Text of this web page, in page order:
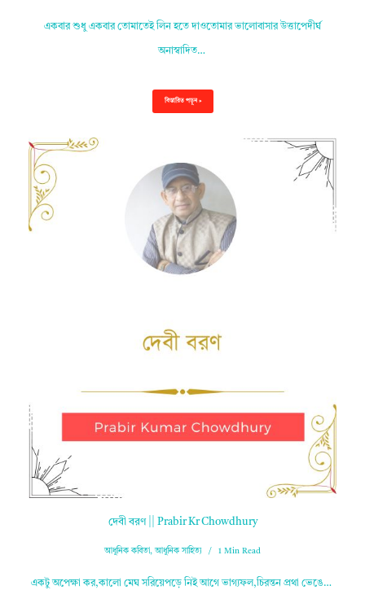
একবার শুধু একবার তোমাতেই লিন হতে দাওতোমার ভালোবাসার উত্তাপেদীর্ঘ
অনাস্বাদিত…
বিস্তারিত পড়ুন »
দেবী বরণ || Prabir Kr Chowdhury
আধুনিক কবিতা,আধুনিক সাহিত্য 1 Min Read
একটু অপেক্ষা কর,কালো মেঘ সরিয়েপড়ে নিই আগে ভাগ্যফল,চিরন্তন প্রথা ভেঙে…